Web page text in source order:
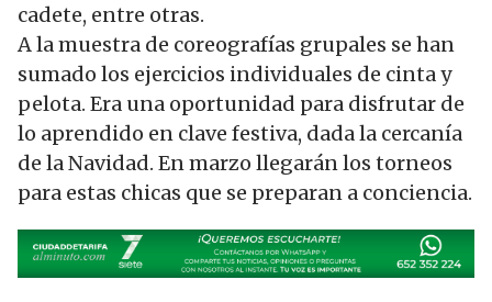
cadete, entre otras.
A la muestra de coreografías grupales se han
sumado los ejercicios individuales de cinta y
pelota. Era una oportunidad para disfrutar de
lo aprendido en clave festiva, dada la cercanía
de la Navidad. En marzo llegarán los torneos
para estas chicas que se preparan a conciencia.